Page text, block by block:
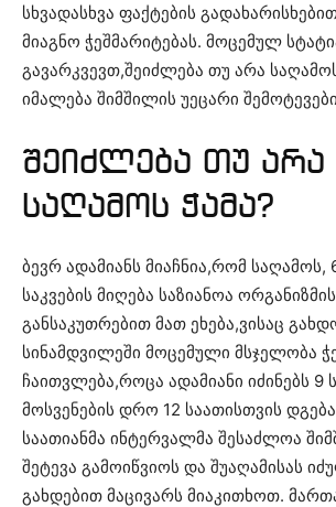
სხვადასხვა ფაქტების
მიაგნო ჭეშმარიტებას. მოცემულ
გავარკვევთ,შეიძლება თუ არა
იმალება შიმშილის უეცარი
შეიძლება თუ არა
საღამოს ჭამა?
ბევრ ადამიანს მიაჩნია,რომ საღამოს,
საკვების მიღება საზიანოა
განსაკუთრებით მათ ეხება,ვისაც
სინამდვილეში მოცემული მსჯელობა
ჩაითვლება,როცა ადამიანი იძინებს 9
მოსვენების დრო 12 საათისთვის
საათიანმა ინტერვალმა შესაძლოა
შეტევა გამოიწვიოს და შუაღამისას
გახდებით მაცივარს მიაკითხოთ.